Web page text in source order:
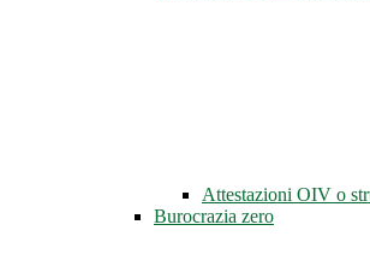
Attestazioni OIV o
Burocrazia zero